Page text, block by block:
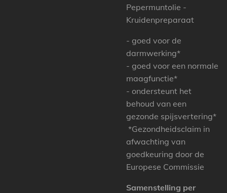
Pepermuntolie -
Kruidenpreparaat
- goed voor de
darmwerking*
- goed voor een normale
maagfunctie*
- ondersteunt het
behoud van een
gezonde spijsvertering*
*Gezondheidsclaim in
afwachting van
goedkeuring door de
Europese Commissie
Samenstelling per